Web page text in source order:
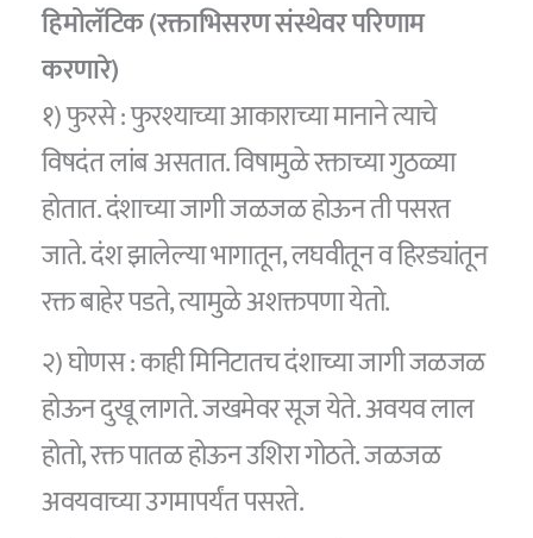
हिमोलॅटिक (रक्ताभिसरण संस्थेवर परिणाम
करणारे)
१) फुरसे : फुरश्याच्या आकाराच्या मानाने त्याचे
विषदंत लांब असतात. विषामुळे रक्ताच्या गुठळ्या
होतात. दंशाच्या जागी जळजळ होऊन ती पसरत
जाते. दंश झालेल्या भागातून, लघवीतून व हिरड्यांतून
रक्त बाहेर पडते, त्यामुळे अशक्तपणा येतो.
२) घोणस : काही मिनिटातच दंशाच्या जागी जळजळ
होऊन दुखू लागते. जखमेवर सूज येते. अवयव लाल
होतो, रक्त पातळ होऊन उशिरा गोठते. जळजळ
अवयवाच्या उगमापर्यंत पसरते.